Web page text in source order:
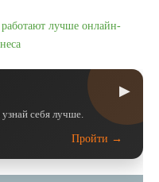
лучше онлайн-
▶
себя лучше.
Пройти →